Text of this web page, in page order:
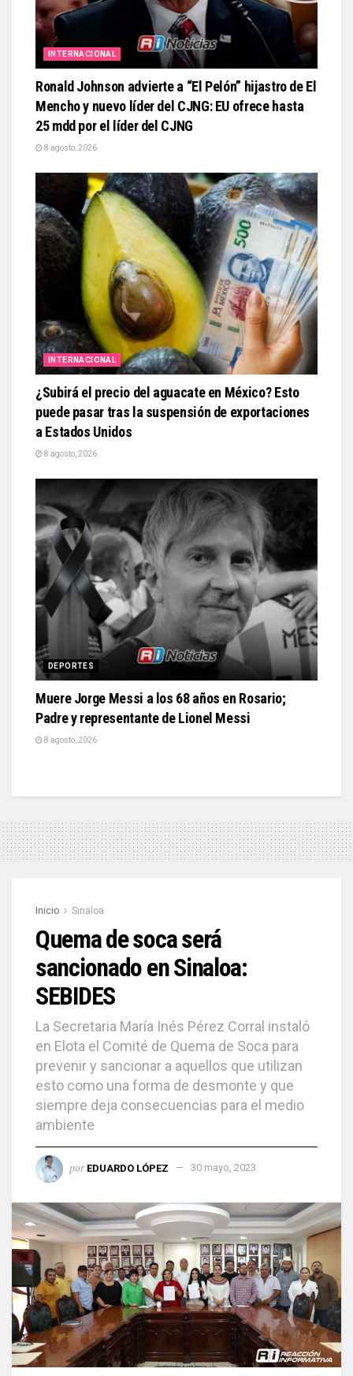
INTERNACIONAL
Ronald Johnson advierte a “El Pelón” hijastro de El
Mencho y nuevo líder del CJNG: EU ofrece hasta
25 mdd por el líder del CJNG
8 agosto, 2026
INTERNACIONAL
¿Subirá el precio del aguacate en México? Esto
puede pasar tras la suspensión de exportaciones
a Estados Unidos
8 agosto, 2026
DEPORTES
Muere Jorge Messi a los 68 años en Rosario;
Padre y representante de Lionel Messi
8 agosto, 2026
Inicio Sinaloa
Quema de soca será
sancionado en Sinaloa:
SEBIDES
La Secretaria María Inés Pérez Corral instaló
en Elota el Comité de Quema de Soca para
prevenir y sancionar a aquellos que utilizan
esto como una forma de desmonte y que
siempre deja consecuencias para el medio
ambiente
por EDUARDO LÓPEZ 30 mayo, 2023